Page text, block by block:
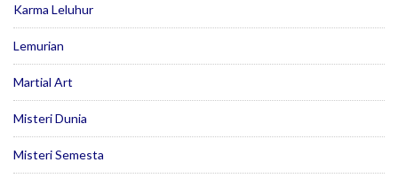
Karma Leluhur
Lemurian
Martial Art
Misteri Dunia
Misteri Semesta